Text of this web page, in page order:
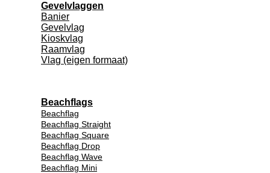
Gevelvlaggen
Banier
Gevelvlag
Kioskvlag
Raamvlag
Vlag (eigen formaat)
Beachflags
Beachflag
Beachflag Straight
Beachflag Square
Beachflag Drop
Beachflag Wave
Beachflag Mini